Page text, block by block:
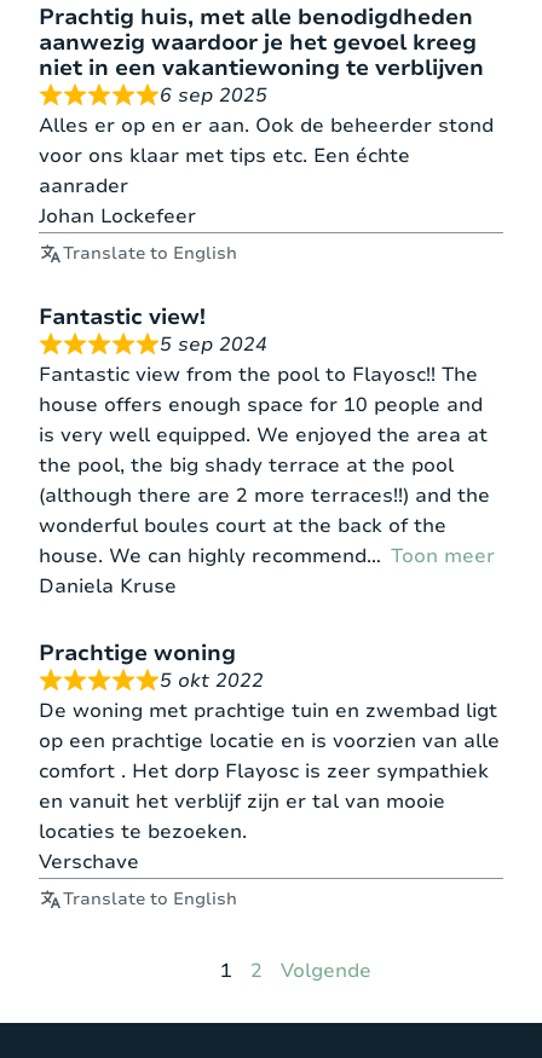
Overloop – etage
1
persoonsbed
bedbank 130*200
Slaapkamer 4 –
Appartement
2*1
persoonsbed
2
matrassen
Woon/slaapkamer
– Appartement
1
persoonsbed
Let op! Tot einde mei en na september wordt er
enkel verhuurd aan groepen van maximaal 6
personen aan een gereduceerde huurprijs.
In de maanden juni en september is een bezetting
van zowel 6 als 10 personen mogelijk. De
huurprijs bedraagt in deze maanden €1595 voor 6
personen en €1795 voor 10 personen.
In de maanden juli en augustus geldt de 10-
persoons huurprijs.
Prachtig huis, met alle benodigdheden
aanwezig waardoor je het gevoel kreeg
niet in een vakantiewoning te verblijven
6 sep 2025
Alles er op en er aan. Ook de beheerder stond
voor ons klaar met tips etc. Een échte
aanrader
Johan Lockefeer
Translate to English
Fantastic view!
5 sep 2024
Fantastic view from the pool to Flayosc!! The
house offers enough space for 10 people and
is very well equipped. We enjoyed the area at
the pool, the big shady terrace at the pool
(although there are 2 more terraces!!) and the
wonderful boules court at the back of the
house. We can highly recommend
Toon meer
Daniela Kruse
Prachtige woning
5 okt 2022
De woning met prachtige tuin en zwembad ligt
op een prachtige locatie en is voorzien van alle
comfort . Het dorp Flayosc is zeer sympathiek
en vanuit het verblijf zijn er tal van mooie
locaties te bezoeken.
Verschave
Translate to English
Pagina
1 Pagina
2 Volgende